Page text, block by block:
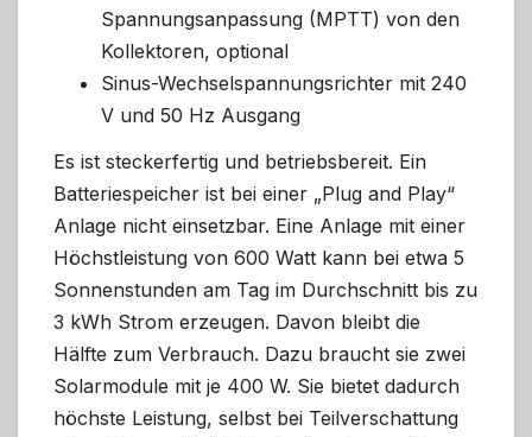
Spannungsanpassung (MPTT) von den
Kollektoren, optional
Sinus-Wechselspannungsrichter mit 240
V und 50 Hz Ausgang
Es ist steckerfertig und betriebsbereit. Ein
Batteriespeicher ist bei einer „Plug and Play“
Anlage nicht einsetzbar. Eine Anlage mit einer
Höchstleistung von 600 Watt kann bei etwa 5
Sonnenstunden am Tag im Durchschnitt bis zu
3 kWh Strom erzeugen. Davon bleibt die
Hälfte zum Verbrauch. Dazu braucht sie zwei
Solarmodule mit je 400 W. Sie bietet dadurch
höchste Leistung, selbst bei Teilverschattung